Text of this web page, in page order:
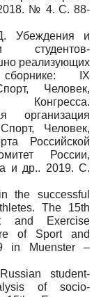
2018. № 4. С. 88-
Убеждения и
студентов-
реализующих
IX
Человек,
организация
Человек,
Российской
России,
и др.. 2019. С.
the successful
The 15th
and Exercise
of Sport and
in Muenster –
student-
of socio-